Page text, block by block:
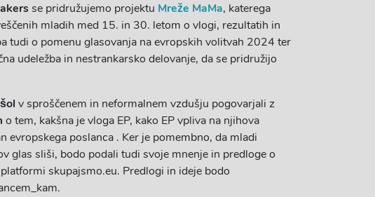
se pridružujemo projektu Mreže MaMa, katerega
mladih med 15. in 30. letom o vlogi, rezultatih in
tudi o pomenu glasovanja na evropskih volitvah 2024 ter
udeležba in nestrankarsko delovanje, da se pridružijo
v sproščenem in neformalnem vzdušju pogovarjali z
o tem, kakšna je vloga EP, kako EP vpliva na njihova
evropskega poslanca . Ker je pomembno, da mladi
glas sliši, bodo podali tudi svoje mnenje in predloge o
skupajsmo.eu. Predlogi in ideje bodo